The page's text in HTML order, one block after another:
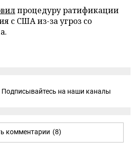
процедуру ратификации
с США из-за угроз со
Подписывайтесь на наши каналы
комментарии (8)